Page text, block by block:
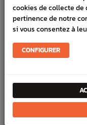
Marque :
SUBARU
Référence :3639
Carrosserie
Pièces
cookies de collecte de
pertinence de notre
si vous consentez à
CONFIGURER